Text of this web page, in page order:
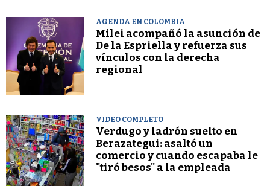
AGENDA EN COLOMBIA
Milei acompañó la asunción de
De la Espriella y refuerza sus
vínculos con la derecha
regional
VIDEO COMPLETO
Verdugo y ladrón suelto en
Berazategui: asaltó un
comercio y cuando escapaba le
"tiró besos" a la empleada